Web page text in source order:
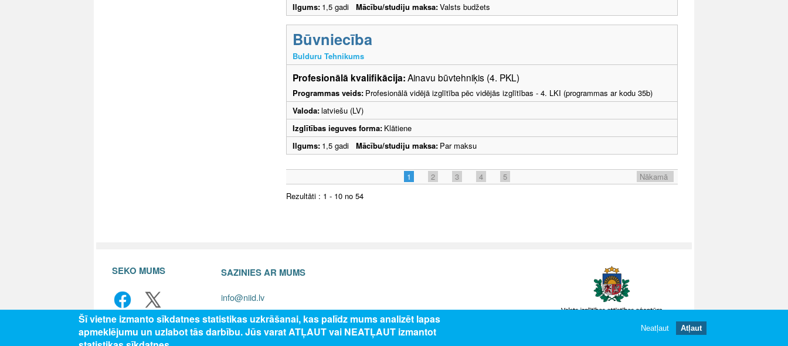
Ilgums: 1,5 gadi Mācību/studiju maksa:Valsts budžets
Būvniecība
Bulduru Tehnikums
Profesionālā kvalifikācija:Ainavu būvtehniķis (4. PKL)
Programmas veids: Profesionālā vidējā izglītība pēc vidējās izglītības - 4. LKI (programmas ar kodu 35b)
Valoda:latviešu (LV)
Izglītības ieguves forma: Klātiene
Ilgums: 1,5 gadi Mācību/studiju maksa: Par maksu
1 2 3 4 5
Nākamā
Rezultāti : 1 - 10 no 54
SEKO MUMS SAZINIES AR MUMS
info@niid.lv
Šī vietne izmanto sīkdatnes statistikas uzkrāšanai, kas palīdz mums analizēt lapas
apmeklējumu un uzlabot tās darbību. Jūs varat ATĻAUT vai NEATĻAUT izmantot
Neatļaut Atļaut